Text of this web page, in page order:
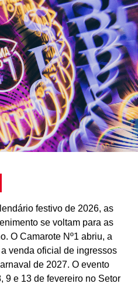
históricas. No
assistente registrou 74
uma taxa de retenção
de 87% nos
engloba ferramentas como
direcionada a produtores
de investimentos
Artificial Generativa),
automatizada e
campanha engloba
e ações com
o posicionamento do
do setor financeiro.
festivo de 2026, as
se voltam para as
O Camarote Nº1 abriu, a
venda oficial de ingressos
de 2027. O evento
9 e 13 de fevereiro no Setor